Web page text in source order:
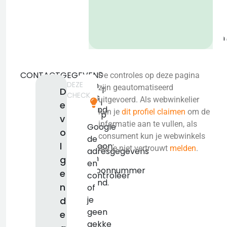
CONTACTGEGEVENS
D
e
v
o
l
g
e
n
d
e
Geen
adres
bekend.
KVK:
false
Telefoon:
Geen
telefoonnummer
bekend.
T
i
p
Google
de
adresgegevens
en
controleer
of
je
geen
gekke
DEZE
CHECK
De controles op deze pagina
zijn geautomatiseerd
uitgevoerd. Als webwinkelier
kun je dit profiel claimen om de
informatie aan te vullen, als
consument kun je webwinkels
die je niet vertrouwt melden.